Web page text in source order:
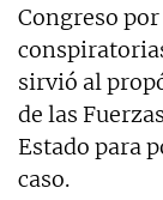
Congreso
sirvió al
de las
Estado para
caso.